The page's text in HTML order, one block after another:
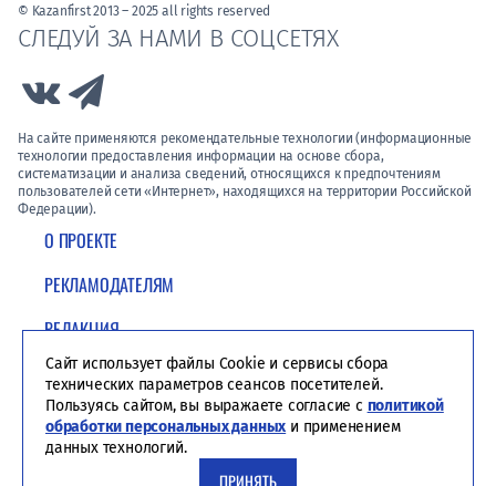
О ПРОЕКТЕ
РЕКЛАМОДАТЕЛЯМ
РЕДАКЦИЯ
ПОЛИТИКА КОНФИДЕНЦИАЛЬНОСТИ
СЛЕДУЙ ЗА НАМИ В СОЦСЕТЯХ
Link to Vk
На сайте применяются рекомендательные технологии (информационные
технологии предоставления информации на основе сбора,
систематизации и анализа сведений, относящихся к предпочтениям
пользователей сети «Интернет», находящихся на территории Российской
Федерации).
© Kazanfirst 2013 – 2025 all rights reserved
Сайт использует файлы Cookie и сервисы сбора
технических параметров сеансов посетителей.
Пользуясь сайтом, вы выражаете согласие с политикой
обработки персональных данных и применением
данных технологий.
ПРИНЯТЬ